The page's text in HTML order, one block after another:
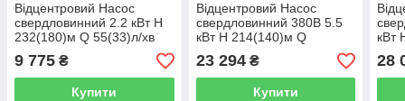
Відцентровий Насос
свердловинний 2.2 кВт H
232(180)м Q 55(33)л/хв
Ø102мм AQUATICA
(DONGYIN) (777127)
9 775 ₴
Купити
Відцентровий Насос
свердловинний 380В 5.5
кВт H 214(140)м Q
180(130)л/хв Ø102мм
AQUATICA (DONGYIN)
(7771573)
23 294₴
Купити
кВт
28